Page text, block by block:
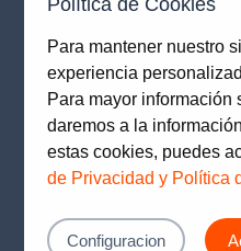
Política de Cookies
Para mantener nuestro
experiencia
Para mayor información
daremos a la
estas cookies, puedes
de Privacidad y Política
Configuracion
Application error: a client-
loadingwww.prima.com.pe
more